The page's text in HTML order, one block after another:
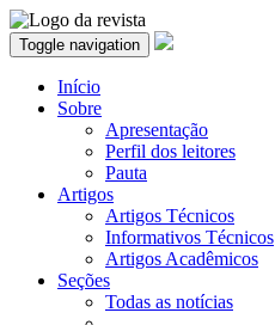
Toggle navigation
Início
Sobre
Apresentação
Perfil dos leitores
Pauta
Artigos
Artigos Técnicos
Informativos Técnicos
Artigos Acadêmicos
Seções
Todas as notícias